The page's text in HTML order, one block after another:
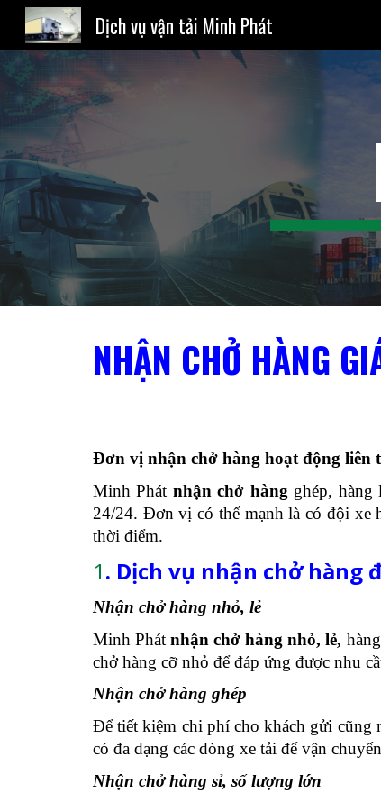
Dịch vụ vận tải Minh Phát
NHẬN CHỞ HÀNG
Đơn vị nhận chở hàng hoạt động liên
Minh Phát nhận chở hàng ghép,
24/24. Đơn vị có thế mạnh là có đội xe
thời điểm.
1. Dịch vụ nhận chở hàng
Nhận chở hàng nhỏ, lẻ
Minh Phátnhận chở hàng nhỏ, lẻ,
chở hàng cỡ nhỏ để đáp ứng được nhu
Nhận chở hàng ghép
Để tiết kiệm chi phí cho khách gửi cũng
có đa dạng các dòng xe tải để vận
Nhận chở hàng sỉ, số lượng lớn